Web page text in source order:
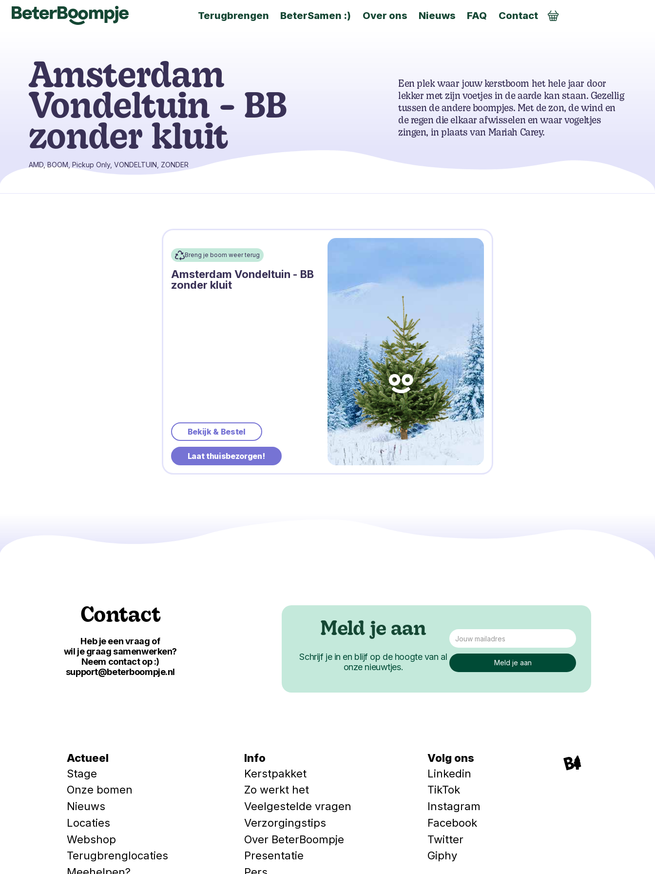
Terugbrengen BeterSamen :) Over ons Nieuws FAQ Contact
Amsterdam
Vondeltuin - BB
zonder kluit
AMD, BOOM, Pickup Only, VONDELTUIN, ZONDER
Een plek waar jouw kerstboom het hele jaar door
lekker met zijn voetjes in de aarde kan staan. Gezellig
tussen de andere boompjes. Met de zon, de wind en
de regen die elkaar afwisselen en waar vogeltjes
zingen, in plaats van Mariah Carey.
Breng je boom weer terug
Amsterdam Vondeltuin - BB
zonder kluit
Bekijk & Bestel
Laat thuisbezorgen!
Contact
Heb je een vraag of
wil je graag samenwerken?
Neem contact op :)
support@beterboompje.nl
Meld je aan
Schrijf je in en blijf op de hoogte van al
onze nieuwtjes.
Actueel
Stage
Onze bomen
Nieuws
Locaties
Webshop
Terugbrenglocaties
Info
Kerstpakket
Zo werkt het
Veelgestelde vragen
Verzorgingstips
Over BeterBoompje
Presentatie
Volg ons
Linkedin
TikTok
Instagram
Facebook
Twitter
Giphy